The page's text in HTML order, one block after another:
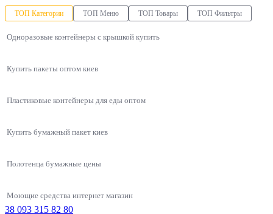
ТОП Категории ТОП Меню ТОП Товары ТОП Фильтры
Одноразовые контейнеры с крышкой купить
Купить пакеты оптом киев
Пластиковые контейнеры для еды оптом
Купить бумажный пакет киев
Полотенца бумажные цены
Моющие средства интернет магазин
Упаковки для азиатской кухни
38 093 315 82 80